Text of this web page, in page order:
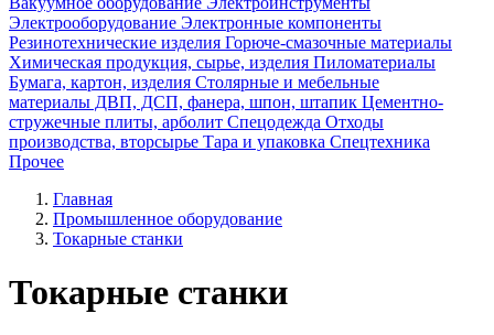
Электрооборудование Электронные компоненты
Резинотехнические изделия Горюче-смазочные материалы
Химическая продукция, сырье, изделия Пиломатериалы
Бумага, картон, изделия Столярные и мебельные
материалы ДВП, ДСП, фанера, шпон, штапик Цементно-
стружечные плиты, арболит Спецодежда Отходы
производства, вторсырье Тара и упаковка Спецтехника
Прочее
Главная
Промышленное оборудование
Токарные станки
Токарные станки